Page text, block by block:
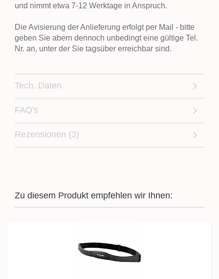
und nimmt etwa 7-12 Werktage in Anspruch.
Die Avisierung der Anlieferung erfolgt per Mail - bitte
geben Sie abern dennoch unbedingt eine gültige Tel.
Nr. an, unter der Sie tagsüber erreichbar sind.
Tech. Daten
FAQ's
Rezensionen (3)
Zu diesem Produkt empfehlen wir Ihnen: